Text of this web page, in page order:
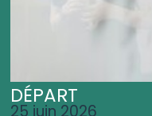
DÉPART
25 juin 2026